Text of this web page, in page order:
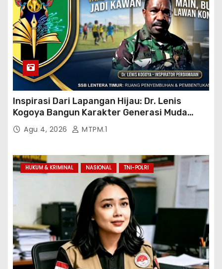
Inspirasi Dari Lapangan Hijau: Dr. Lenis
Kogoya Bangun Karakter Generasi Muda
PapuaAgu 4, 2026 MTPM.1
HUKUM & KRIMINAL NASIONAL TNI-POLRI